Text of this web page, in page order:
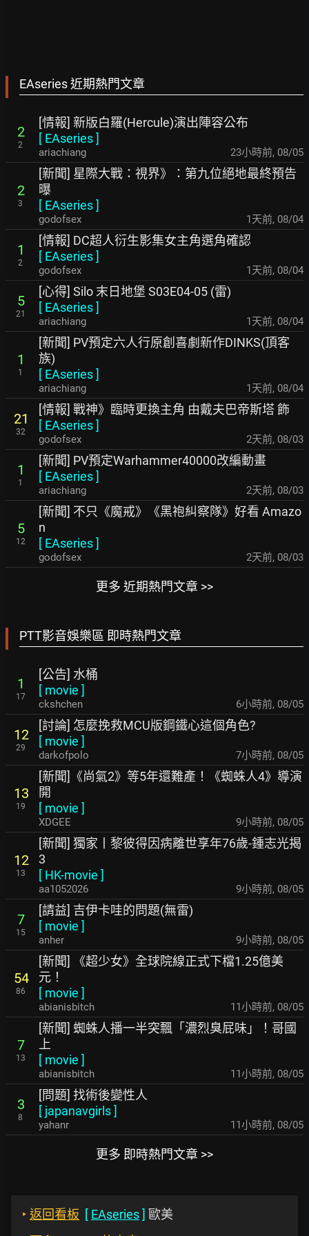
EAseries 近期熱門文章
2
2
[情報] 新版白羅(Hercule)演出陣容公布
[ EAseries]
ariachiang 23小時前, 08/05
2
3
[新聞] 星際大戰：視界》：第九位絕地最終預告
曝
[ EAseries]
godofsex 1天前, 08/04
1
2
[情報] DC超人衍生影集女主角選角確認
[ EAseries]
godofsex 1天前, 08/04
5
21
[心得] Silo 末日地堡 S03E04-05 (雷)
[ EAseries]
ariachiang 1天前, 08/04
1
1
[新聞] PV預定六人行原創喜劇新作DINKS(頂客
族)
[ EAseries]
ariachiang 1天前, 08/04
21
32
[情報] 戰神》臨時更換主角 由戴夫巴帝斯塔 飾
[ EAseries]
godofsex 2天前, 08/03
1
1
[新聞] PV預定Warhammer40000改編動畫
[ EAseries]
ariachiang 2天前, 08/03
5
12
[新聞] 不只《魔戒》《黑袍糾察隊》好看 Amazo
n
[ EAseries]
godofsex 2天前, 08/03
更多 近期熱門文章 >>
PTT影音娛樂區 即時熱門文章
1
17
[公告] 水桶
[ movie ]
ckshchen 6小時前, 08/05
12
29
[討論] 怎麼挽救MCU版鋼鐵心這個角色?
[ movie ]
darkofpolo 7小時前, 08/05
13
19
[新聞]《尚氣2》等5年還難產！《蜘蛛人4》導演
開
[ movie ]
XDGEE 9小時前, 08/05
12
13
[新聞] 獨家丨黎彼得因病離世享年76歲-鍾志光揭
3
[ HK-movie ]
aa1052026 9小時前, 08/05
7
15
[請益] 吉伊卡哇的問題(無雷)
[ movie ]
anher 9小時前, 08/05
54
86
[新聞] 《超少女》全球院線正式下檔1.25億美
元！
[ movie ]
abianisbitch 11小時前, 08/05
7
13
[新聞] 蜘蛛人播一半突飄「濃烈臭屁味」！哥國
上
[ movie ]
abianisbitch 11小時前, 08/05
3
8
[問題] 找術後變性人
[ japanavgirls]
yahanr 11小時前, 08/05
更多 即時熱門文章 >>
‣ 返回看板 [ EAseries] 歐美